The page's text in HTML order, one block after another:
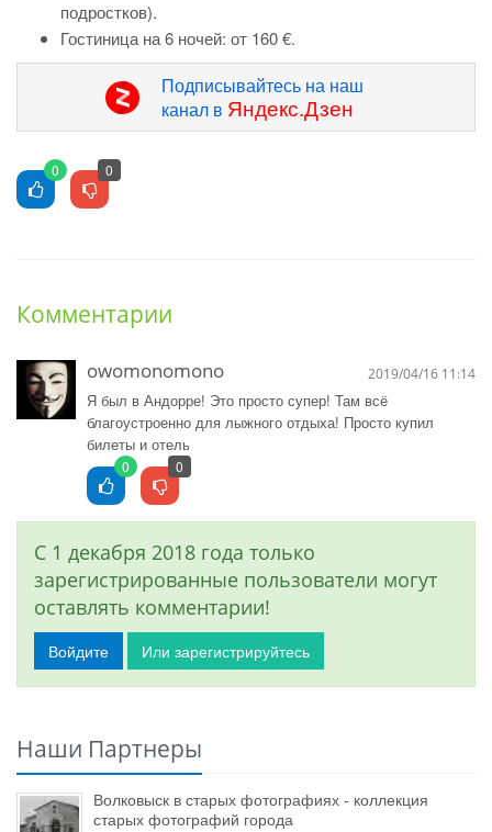
подростков).
Гостиница на 6 ночей: от 160 €.
Подписывайтесь на наш
канал в Яндекс.Дзен
0 0
Комментарии
owomonomono 2019/04/16 11:14
Я был в Андорре! Это просто супер! Там всё
благоустроенно для лыжного отдыха! Просто купил
билеты и отель
0 0
С 1 декабря 2018 года только
зарегистрированные пользователи могут
оставлять комментарии!
Войдите Или зарегистрируйтесь
Наши Партнеры
Волковыск в старых фотографиях - коллекция
старых фотографий города